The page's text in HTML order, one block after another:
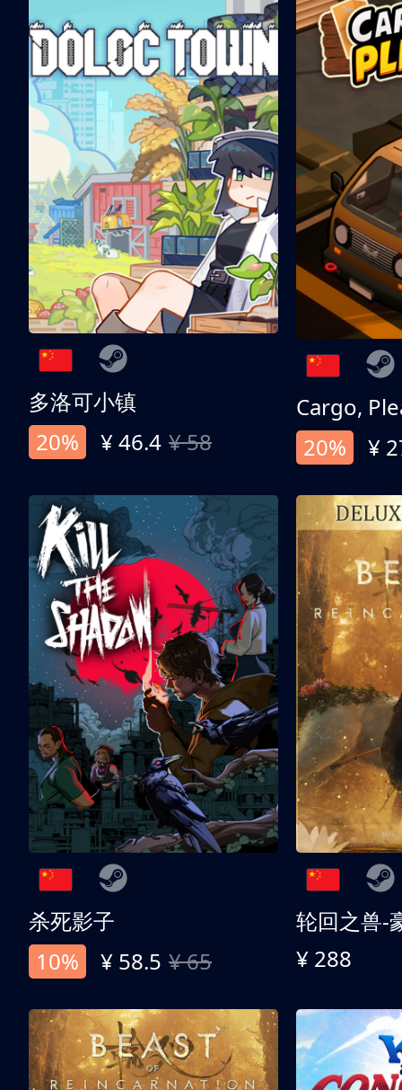
多洛可小镇
20%
¥ 46.4 ¥ 58
Cargo,
20%
¥
杀死影子
10%
¥ 58.5 ¥ 65
轮回之兽-
¥ 288